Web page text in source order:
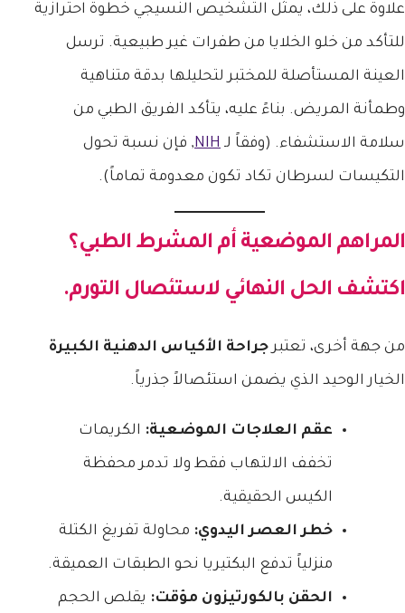
علاوة على ذلك، يمثل التشخيص النسيجي خطوة احترازية
للتأكد من خلو الخلايا من طفرات غير طبيعية. ترسل
العينة المستأصلة للمختبر لتحليلها بدقة متناهية
وطمأنة المريض. بناءً عليه، يتأكد الفريق الطبي من
سلامة الاستشفاء. (وفقاً لـ NIH, فإن نسبة تحول
التكيسات لسرطان تكاد تكون معدومة تماماً).
المراهم الموضعية أم المشرط الطبي؟
اكتشف الحل النهائي لاستئصال التورم.
من جهة أخرى، تعتبر جراحة الأكياس الدهنية الكبيرة
الخيار الوحيد الذي يضمن استئصالاً جذرياً.
عقم العلاجات الموضعية: الكريمات
تخفف الالتهاب فقط ولا تدمر محفظة
الكيس الحقيقية.
خطر العصر اليدوي: محاولة تفريغ الكتلة
منزلياً تدفع البكتيريا نحو الطبقات العميقة.
الحقن بالكورتيزون مؤقت: يقلص الحجم